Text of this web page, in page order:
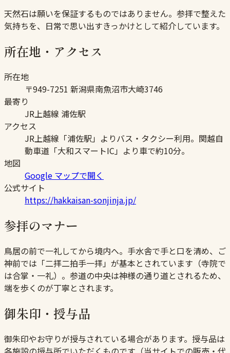
天然石は願いを保証するものではありません。参拝で整えた
気持ちを、日常で思い出すきっかけとして紹介しています。
所在地・アクセス
所在地
〒949-7251 新潟県南魚沼市大崎3746
最寄り
JR上越線 浦佐駅
アクセス
JR上越線「浦佐駅」よりバス・タクシー利用。関越自
動車道「大和スマートIC」より車で約10分。
地図
Google マップで開く
公式サイト
https://hakkaisan-sonjinja.jp/
参拝のマナー
鳥居の前で一礼してから境内へ。手水舎で手と口を清め、ご
神前では「二拝二拍手一拝」が基本とされています（寺院で
は合掌・一礼）。参道の中央は神様の通り道とされるため、
端を歩くのが丁寧とされます。
御朱印・授与品
御朱印やお守りが授与されている場合があります。授与品は